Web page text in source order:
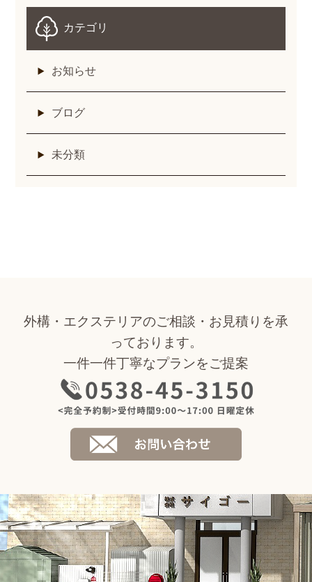
カテゴリ
お知らせ
ブログ
未分類
外構・エクステリアのご相談・お見積りを承
っております。
一件一件丁寧なプランをご提案